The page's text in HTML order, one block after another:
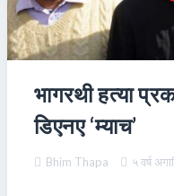
भागरथी हत्या
डिएनए ‘म्याच’
Bhim Thapa ५ वर्ष